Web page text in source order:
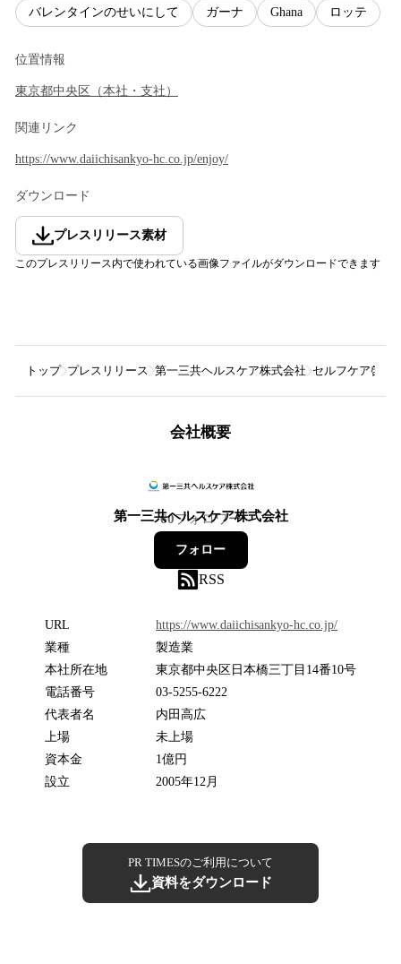
バレンタインのせいにして ガーナ Ghana ロッテ
位置情報
東京都中央区 （本社・支社 ）
関連リンク
https://www.daiichisankyo-hc.co.jp/enjoy/
ダウンロード
プレスリリース素材
このプレスリリース内で使われている画像ファイルがダウンロードできます
トップ プレスリリース 第一三共ヘルスケア株式会社 セルフケア啓発
会社概要
第一三共ヘルスケア株式会社
60フォロワー
フォロー
RSS
URL
https://www.daiichisankyo-hc.co.jp/
業種
製造業
本社所在地
東京都中央区日本橋三丁目14番10号
電話番号
03-5255-6222
代表者名
内田高広
上場
未上場
資本金
1億円
設立
2005年12月
PR TIMESのご利用について
資料をダウンロード